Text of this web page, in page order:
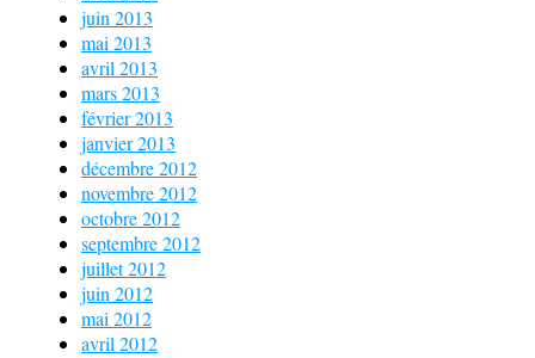
juin 2013
mai 2013
avril 2013
mars 2013
février 2013
janvier 2013
décembre 2012
novembre 2012
octobre 2012
septembre 2012
juillet 2012
juin 2012
mai 2012
avril 2012